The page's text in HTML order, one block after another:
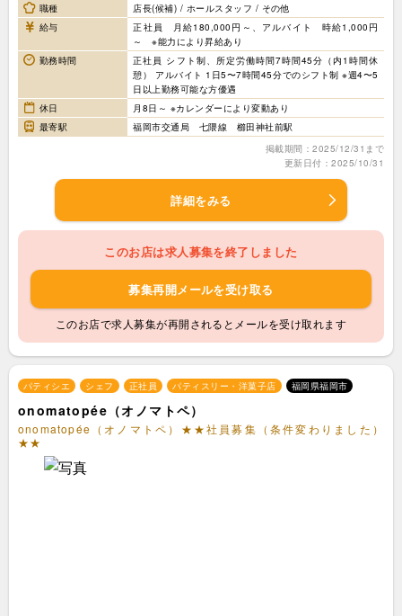
職種
店長(候補) / ホールスタッフ / その他
給与
正社員 月給180,000円～、アルバイト 時給1,000円
～ ※能力により昇給あり
勤務時間
正社員 シフト制、所定労働時間7時間45分（内1時間休
憩） アルバイト 1日5〜7時間45分でのシフト制 ※週4〜5
日以上勤務可能な方優遇
休日
月8日～ ※カレンダーにより変動あり
最寄駅
福岡市交通局 七隈線 櫛田神社前駅
掲載期間：2025/12/31まで
更新日付：2025/10/31
詳細をみる
このお店は求人募集を終了しました
募集再開メールを受け取る
このお店で求人募集が再開されるとメールを受け取れます
パティシエ シェフ 正社員 パティスリー・洋菓子店 福岡県福岡市
onomatopée（オノマトペ）
onomatopée（オノマトペ）★★社員募集（条件変わりました）
★★